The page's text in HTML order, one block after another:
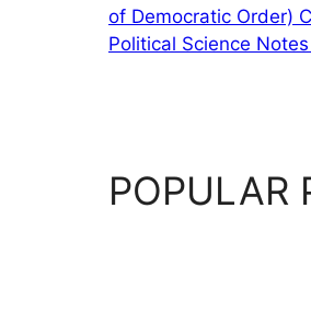
of Democratic Order)
Political Science
POPULAR